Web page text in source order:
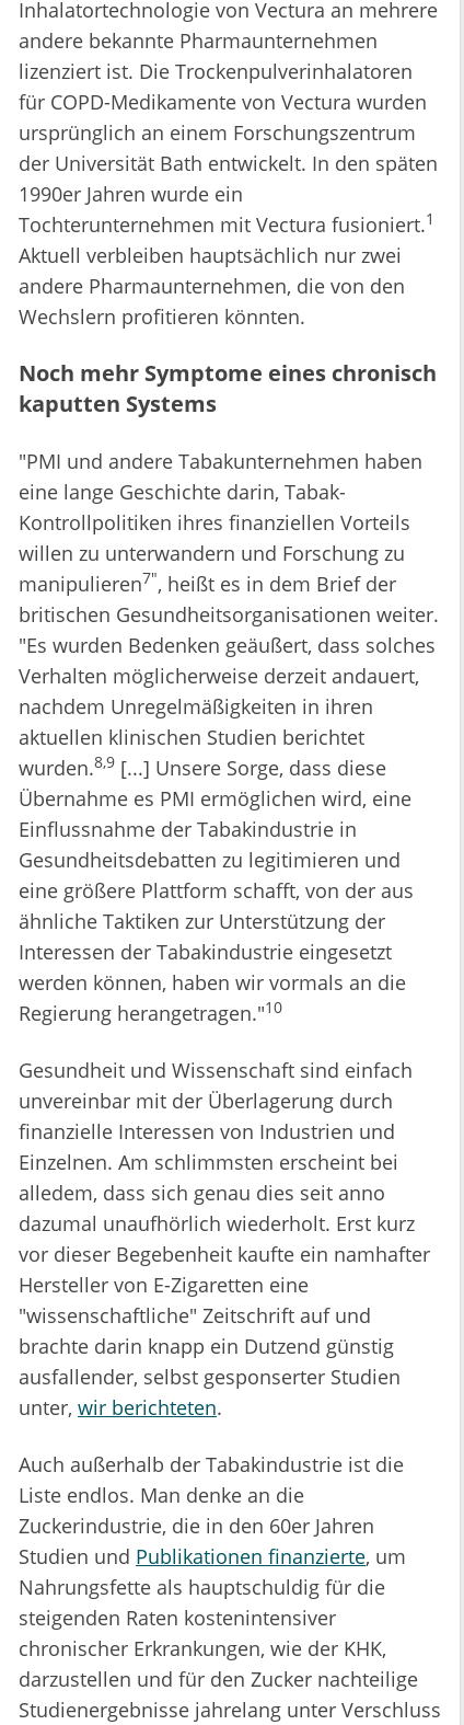
Inhalatortechnologie von Vectura an mehrere
andere bekannte Pharmaunternehmen
lizenziert ist. Die Trockenpulverinhalatoren
für COPD-Medikamente von Vectura wurden
ursprünglich an einem Forschungszentrum
der Universität Bath entwickelt. In den späten
1990er Jahren wurde ein
Tochterunternehmen mit Vectura fusioniert.1
Aktuell verbleiben hauptsächlich nur zwei
andere Pharmaunternehmen, die von den
Wechslern profitieren könnten.
Noch mehr Symptome eines chronisch
kaputten Systems
"PMI und andere Tabakunternehmen haben
eine lange Geschichte darin, Tabak-
Kontrollpolitiken ihres finanziellen Vorteils
willen zu unterwandern und Forschung zu
manipulieren7", heißt es in dem Brief der
britischen Gesundheitsorganisationen weiter.
"Es wurden Bedenken geäußert, dass solches
Verhalten möglicherweise derzeit andauert,
nachdem Unregelmäßigkeiten in ihren
aktuellen klinischen Studien berichtet
wurden.8,9 [...] Unsere Sorge, dass diese
Übernahme es PMI ermöglichen wird, eine
Einflussnahme der Tabakindustrie in
Gesundheitsdebatten zu legitimieren und
eine größere Plattform schafft, von der aus
ähnliche Taktiken zur Unterstützung der
Interessen der Tabakindustrie eingesetzt
werden können, haben wir vormals an die
Regierung herangetragen."10
Gesundheit und Wissenschaft sind einfach
unvereinbar mit der Überlagerung durch
finanzielle Interessen von Industrien und
Einzelnen. Am schlimmsten erscheint bei
alledem, dass sich genau dies seit anno
dazumal unaufhörlich wiederholt. Erst kurz
vor dieser Begebenheit kaufte ein namhafter
Hersteller von E-Zigaretten eine
"wissenschaftliche" Zeitschrift auf und
brachte darin knapp ein Dutzend günstig
ausfallender, selbst gesponserter Studien
unter, wir berichteten.
Auch außerhalb der Tabakindustrie ist die
Liste endlos. Man denke an die
Zuckerindustrie, die in den 60er Jahren
Studien und Publikationen finanzierte, um
Nahrungsfette als hauptschuldig für die
steigenden Raten kostenintensiver
chronischer Erkrankungen, wie der KHK,
darzustellen und für den Zucker nachteilige
Studienergebnisse jahrelang unter Verschluss